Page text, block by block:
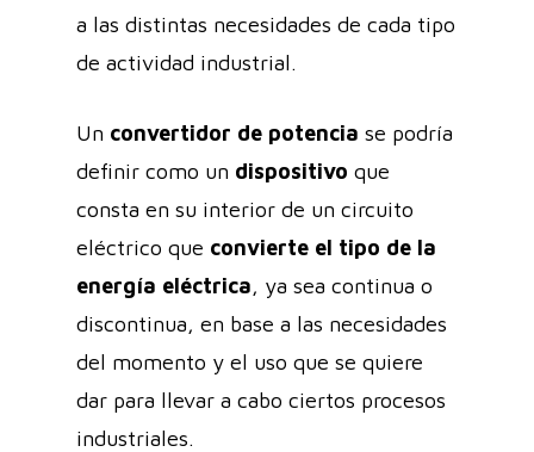
a las distintas necesidades de cada tipo
de actividad industrial.
Un convertidor de potencia se podría
definir como un dispositivo que
consta en su interior de un circuito
eléctrico que convierte el tipo de la
energía eléctrica, ya sea continua o
discontinua, en base a las necesidades
del momento y el uso que se quiere
dar para llevar a cabo ciertos procesos
industriales.